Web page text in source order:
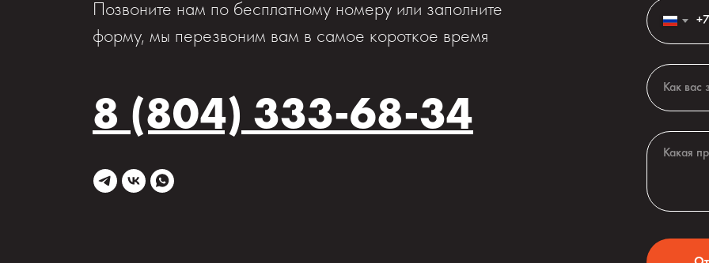
Позвоните нам по бесплатному номеру или заполните
форму, мы перезвоним вам в самое короткое время
8 (804) 333-68-34
+7